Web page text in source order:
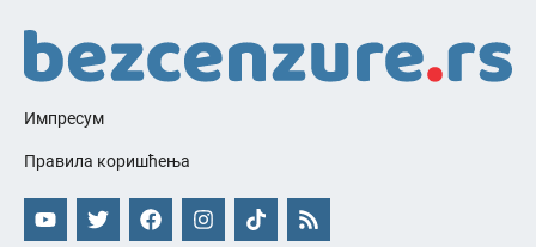
Импресум
Правила коришћења